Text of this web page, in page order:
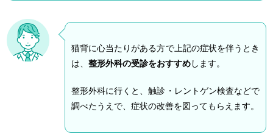
猫背に心当たりがある方で上記の症状を伴うとき
は、整形外科の受診をおすすめします。
整形外科に行くと、触診・レントゲン検査などで
調べたうえで、症状の改善を図ってもらえます。